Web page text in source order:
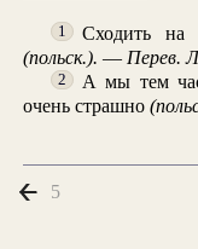
1
Сходить на
(польск.). —Перев.
2
А мы тем
очень страшно
5